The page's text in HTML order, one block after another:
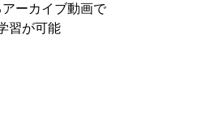
ーカイブ動画で
習が可能